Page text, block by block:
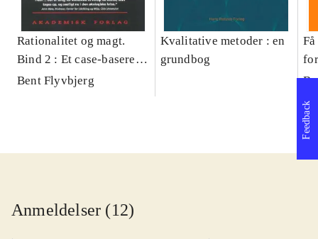
Rationalitet og magt.
Bind 2 : Et case-baseret
studie af planlægning,
Bent Flyvbjerg
Kvalitative metoder : en
grundbog
Anmeldelser (12)
Feedback